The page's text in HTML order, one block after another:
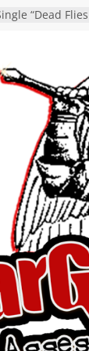
“Dead Flies
Rig”
Hell’s
de guitar &
“Eclipse”,
“Dreaming”
a
e a
e
gaúcha de
“Hellforge”